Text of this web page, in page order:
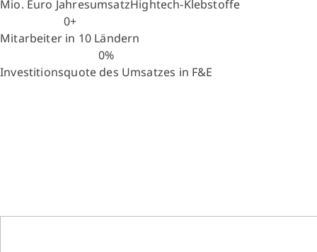
Mio. Euro JahresumsatzHightech-Klebstoffe
0+
Mitarbeiter in 10 Ländern
0%
Investitionsquote des Umsatzes in F&E